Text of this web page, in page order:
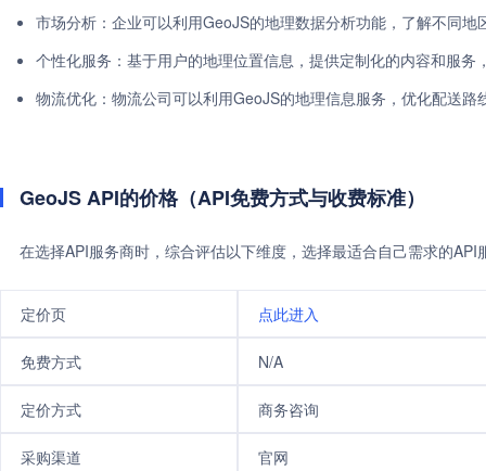
市场分析：企业可以利用GeoJS的地理数据分析功能，了解不同地
个性化服务：基于用户的地理位置信息，提供定制化的内容和服务
物流优化：物流公司可以利用GeoJS的地理信息服务，优化配送路
GeoJS API的价格（API免费方式与收费标准）
在选择API服务商时，综合评估以下维度，选择最适合自己需求的
定价页 点此进入
免费方式 N/A
定价方式 商务咨询
采购渠道 官网